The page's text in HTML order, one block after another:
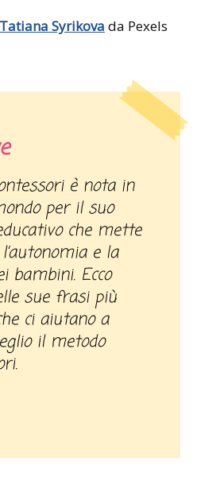
Tatiana Syrikova da Pexels
per il suo
che mette
e la
bambini. Ecco
sue frasi più
ci aiutano a
il metodo